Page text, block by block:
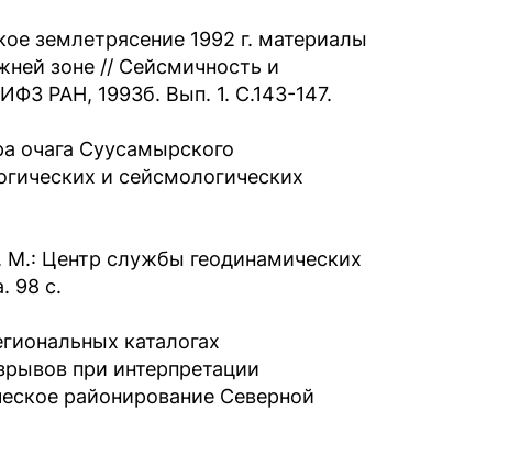
землетрясение 1992 г. материалы
зоне // Сейсмичность и
РАН, 1993б. Вып. 1. С.143-147.
очага Суусамырского
и сейсмологических
Центр службы геодинамических
98 с.
каталогах
при интерпретации
районирование Северной